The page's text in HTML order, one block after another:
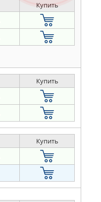
Купить
Купить
Купить